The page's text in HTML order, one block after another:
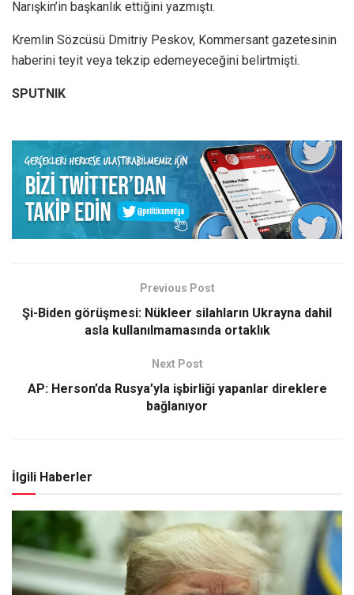
Narışkin’in başkanlık ettiğini yazmıştı.
Kremlin Sözcüsü Dmitriy Peskov, Kommersant gazetesinin
haberini teyit veya tekzip edemeyeceğini belirtmişti.
SPUTNIK
Previous Post
Şi-Biden görüşmesi: Nükleer silahların Ukrayna dahil
asla kullanılmamasında ortaklık
Next Post
AP: Herson’da Rusya’yla işbirliği yapanlar direklere
bağlanıyor
İlgili Haberler